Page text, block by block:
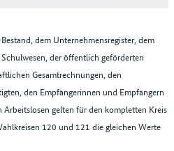
dem Unternehmensregister, dem
der öffentlich geförderten
Gesamtrechnungen, den
den Empfängerinnen und Empfängern
gelten für den kompletten Kreis
120 und 121 die gleichen Werte